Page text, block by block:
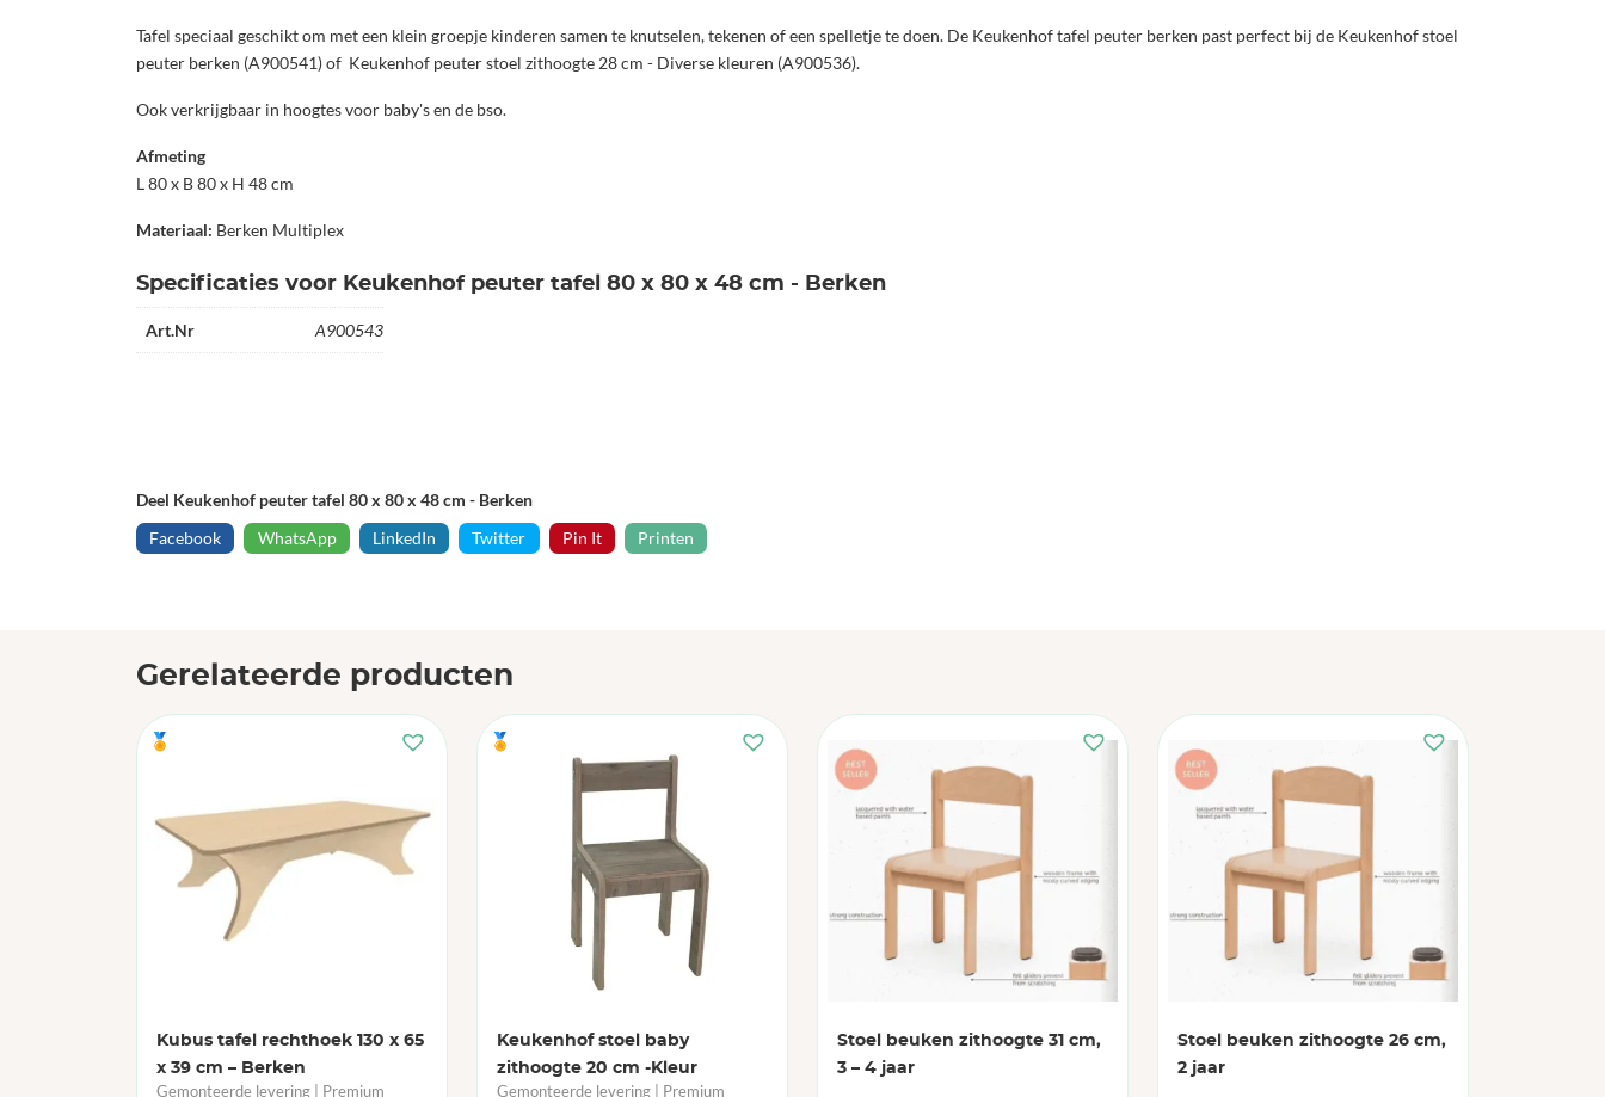
Tafel speciaal geschikt om met een klein groepje kinderen samen te knutselen, tekenen of een spelletje te doen. De Keukenhof tafel peuter berken past perfect bij de Keukenhof stoel
peuter berken (A900541) of Keukenhof peuter stoel zithoogte 28 cm - Diverse kleuren (A900536).
Ook verkrijgbaar in hoogtes voor baby's en de bso.
Afmeting
L 80 x B 80 x H 48 cm
Materiaal: Berken Multiplex
Specificaties voor Keukenhof peuter tafel 80 x 80 x 48 cm - Berken
Art.Nr A900543
Deel Keukenhof peuter tafel 80 x 80 x 48 cm - Berken
Facebook
WhatsApp LinkedIn Twitter Pin It Printen
Gerelateerde producten
🏅
Kubus tafel rechthoek 130 x 65
x 39 cm – Berken
Gemonteerde levering | Premium
🏅
Keukenhof stoel baby
zithoogte 20 cm -Kleur
Gemonteerde levering | Premium
Stoel beuken zithoogte 31 cm,
3 – 4 jaar
Stoel beuken zithoogte 26 cm,
2 jaar